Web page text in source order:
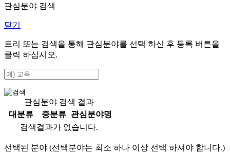
관심분야 검색
닫기
트리 또는 검색을 통해 관심분야를 선택 하신 후 등록 버튼을
클릭 하십시오.
관심분야 검색 결과
대분류
중분류
관심분야명
검색결과가 없습니다.
선택된 분야 (선택분야는 최소 하나 이상 선택 하셔야 합니다.)